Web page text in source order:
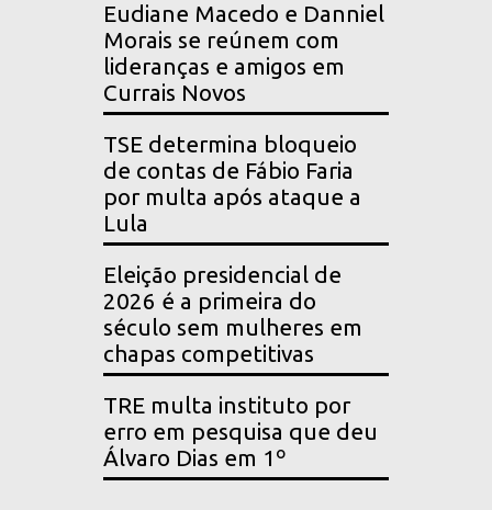
Eudiane Macedo e Danniel
Morais se reúnem com
lideranças e amigos em
Currais Novos
TSE determina bloqueio
de contas de Fábio Faria
por multa após ataque a
Lula
Eleição presidencial de
2026 é a primeira do
século sem mulheres em
chapas competitivas
TRE multa instituto por
erro em pesquisa que deu
Álvaro Dias em 1º